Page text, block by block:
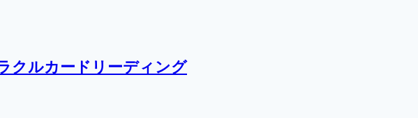
クルカードリーディング